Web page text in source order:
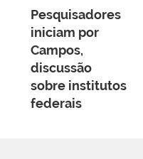
Pesquisadores
iniciam por
Campos,
discussão
sobre institutos
federais